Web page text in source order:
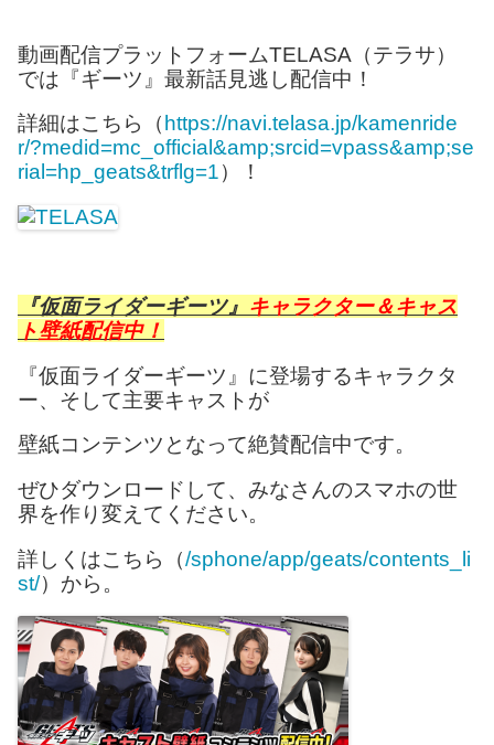
動画配信プラットフォームTELASA（テラサ）
では『ギーツ』最新話見逃し配信中！
詳細はこちら（ https://navi.telasa.jp/kamenride
r/?medid=mc_official&amp;srcid=vpass&amp;se
rial=hp_geats&trflg=1）！
『仮面ライダーギーツ』 キャラクター＆キャス
ト壁紙配信中！
『仮面ライダーギーツ』に登場するキャラクタ
ー、そして主要キャストが
壁紙コンテンツとなって絶賛配信中です。
ぜひダウンロードして、みなさんのスマホの世
界を作り変えてください。
詳しくはこちら（/sphone/app/geats/contents_li
st/）から。